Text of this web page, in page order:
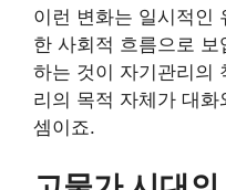
이런 변화는 일시적인
한 사회적 흐름으로
하는 것이 자기관리의
리의 목적 자체가 대
셈이죠.